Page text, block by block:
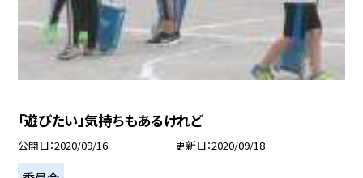
「遊びたい」気持ちもあるけれど
公開日 2020/09/16 更新日 2020/09/18